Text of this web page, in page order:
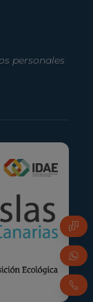
personales